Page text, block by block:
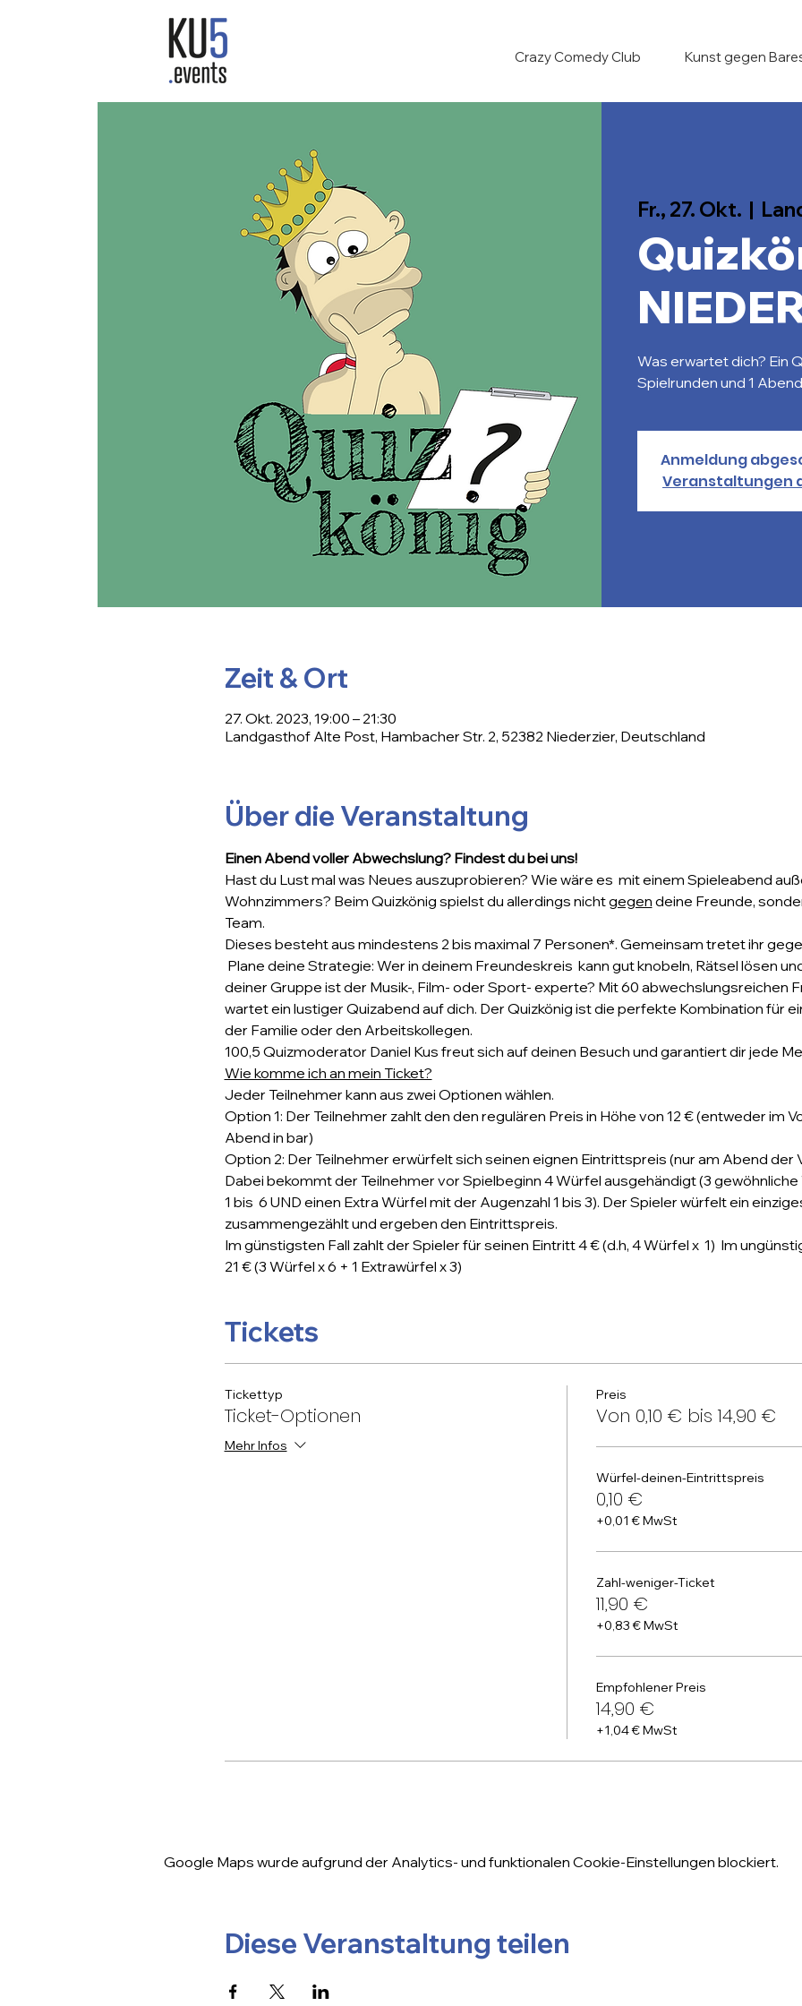
Crazy Comedy Club Kunst gegen
Fr., 27. Okt.
  |
Was erwartet dich? Ein
Anmeldung
Veranstaltungen
Zeit & Ort
27. Okt. 2023, 19:00 – 21:30
Landgasthof Alte Post, Hambacher Str. 2, 52382 Niederzier, Deutschland
Über die Veranstaltung
Einen Abend voller Abwechslung? Findest du bei uns!
Hast du Lust mal was Neues auszuprobieren? Wie wäre es  mit einem Spieleabend
Wohnzimmers? Beim Quizkönig spielst du allerdings nicht gegen deine Freunde,
Team.
Dieses besteht aus mindestens 2 bis maximal 7 Personen*. Gemeinsam tretet ihr
Plane deine Strategie: Wer in deinem Freundeskreis  kann gut knobeln, Rätsel lösen
deiner Gruppe ist der Musik-, Film- oder Sport- experte? Mit 60 abwechslungsreichen
wartet ein lustiger Quizabend auf dich. Der Quizkönig ist die perfekte Kombination für
der Familie oder den Arbeitskollegen.
100,5 Quizmoderator Daniel Kus freut sich auf deinen Besuch und garantiert dir jede
Wie komme ich an mein Ticket?
Jeder Teilnehmer kann aus zwei Optionen wählen.
Option 1: Der Teilnehmer zahlt den den regulären Preis in Höhe von 12 € (entweder im
Abend in bar)
Option 2: Der Teilnehmer erwürfelt sich seinen eignen Eintrittspreis (nur am Abend der
Dabei bekommt der Teilnehmer vor Spielbeginn 4 Würfel ausgehändigt (3 gewöhnliche
1 bis  6 UND einen Extra Würfel mit der Augenzahl 1 bis 3). Der Spieler würfelt ein
zusammengezählt und ergeben den Eintrittspreis.
Im günstigsten Fall zahlt der Spieler für seinen Eintritt 4 € (d.h, 4 Würfel x  1)  Im
21 € (3 Würfel x 6 + 1 Extrawürfel x 3)
Tickets
Tickettyp
Ticket-Optionen
Mehr Infos
Preis
Von 0,10 € bis 14,90 €
Würfel-deinen-Eintrittspreis
0,10 €
+0,01 € MwSt
Zahl-weniger-Ticket
11,90 €
+0,83 € MwSt
Empfohlener Preis
14,90 €
+1,04 € MwSt
Google Maps wurde aufgrund der Analytics- und funktionalen Cookie-Einstellungen blockiert.
Diese Veranstaltung teilen